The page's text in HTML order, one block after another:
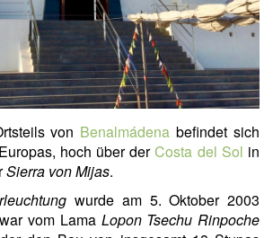
von Benalmádena befindet sich
hoch über derCosta del Sol in
Sierra von Mijas.
wurde am 5. Oktober 2003
vom Lama Lopon Tsechu Rinpoche